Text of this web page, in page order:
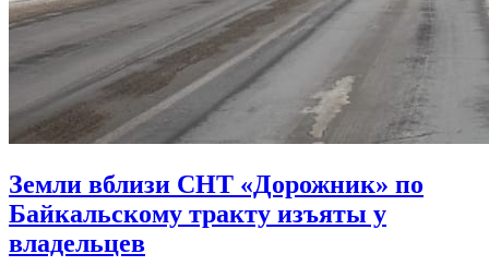
Земли вблизи СНТ «Дорожник» по
Байкальскому тракту изъяты у
владельцев